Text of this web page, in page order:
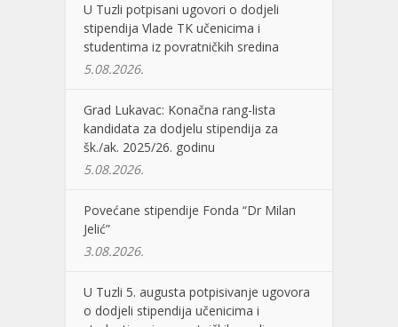
U Tuzli potpisani ugovori o dodjeli
stipendija Vlade TK učenicima i
studentima iz povratničkih sredina
5.08.2026.
Grad Lukavac: Konačna rang-lista
kandidata za dodjelu stipendija za
šk./ak. 2025/26. godinu
5.08.2026.
Povećane stipendije Fonda “Dr Milan
Jelić”
3.08.2026.
U Tuzli 5. augusta potpisivanje ugovora
o dodjeli stipendija učenicima i